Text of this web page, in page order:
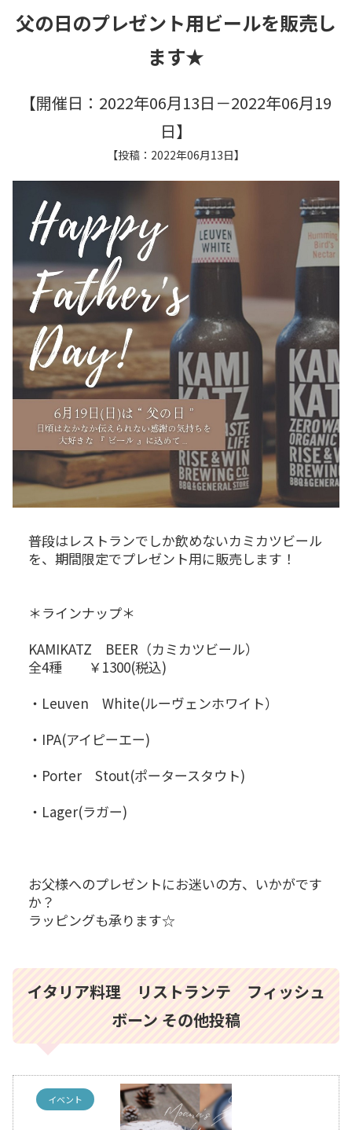
父の日のプレゼント用ビールを販売し
ます★
【開催日：2022年06月13日－2022年06月19
日】
【投稿：2022年06月13日】
普段はレストランでしか飲めないカミカツビール
を、期間限定でプレゼント用に販売します！
＊ラインナップ＊
KAMIKATZ BEER（カミカツビール）
全4種 ￥1300(税込)
・Leuven White(ルーヴェンホワイト）
・IPA(アイピーエー)
・Porter Stout(ポータースタウト)
・Lager(ラガー)
お父様へのプレゼントにお迷いの方、いかがです
か？
ラッピングも承ります☆
イタリア料理 リストランテ フィッシュ
ボーン その他投稿
イベント